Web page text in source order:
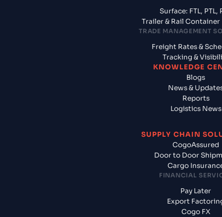
Surface: FTL, PTL,
Trailer & Rail Container
TRADE MANAGEMENT
Freight Rates &
Tracking &
KNOWLEDGE
Blogs
News &
Reports
Logistics News
SUPPLY CHAIN
CogoAssured
Door to Door
Cargo
FINANCIAL
Pay Later
Export
Cogo FX